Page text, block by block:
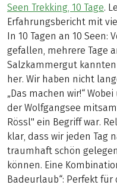
Seen Trekking, 10 Tage.
Erfahrungsbericht mit
In 10 Tagen an 10
gefallen, mehrere Tage
Salzkammergut
her. Wir haben nicht
„Das machen wir!“
der Wolfgangsee
Rössl" ein Begriff war.
klar, dass wir jeden Tag
traumhaft schön
können. Eine
Badeurlaub“: Perfekt für